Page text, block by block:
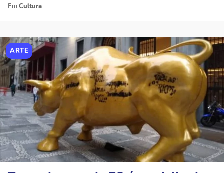
Cultura
ARTE